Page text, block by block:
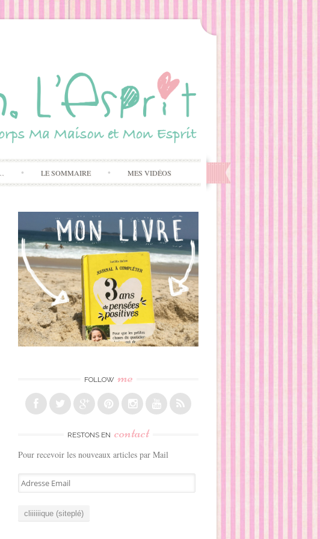
LE SOMMAIRE MES VIDÉOS
FOLLOW me
RESTONS EN contact
Pour recevoir les nouveaux articles par Mail
A
d